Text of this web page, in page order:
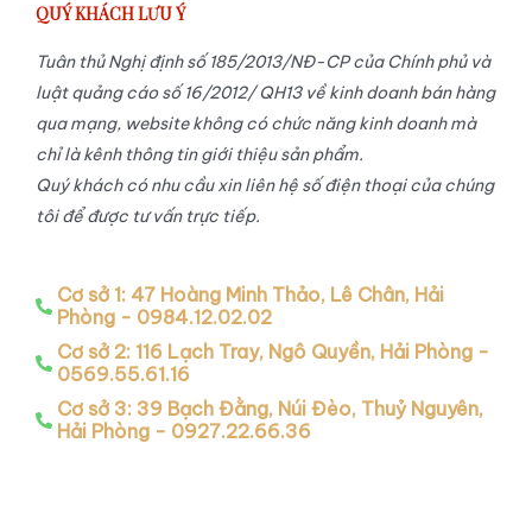
QUÝ KHÁCH LƯU Ý
Tuân thủ Nghị định số 185/2013/NĐ-CP của Chính phủ và
luật quảng cáo số 16/2012/ QH13 về kinh doanh bán hàng
qua mạng, website không có chức năng kinh doanh mà
chỉ là kênh thông tin giới thiệu sản phẩm.
Quý khách có nhu cầu xin liên hệ số điện thoại của chúng
tôi để được tư vấn trực tiếp.
Cơ sở 1: 47 Hoàng Minh Thảo, Lê Chân, Hải
Phòng - 0984.12.02.02
Cơ sở 2: 116 Lạch Tray, Ngô Quyền, Hải Phòng -
0569.55.61.16
Cơ sở 3: 39 Bạch Đằng, Núi Đèo, Thuỷ Nguyên,
Hải Phòng - 0927.22.66.36